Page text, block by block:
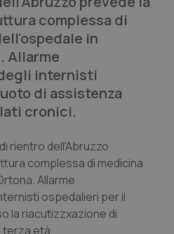
complessa di
in
Allarme
internisti
di assistenza
cronici.
rientro dell'Abruzzo
complessa di medicina
Allarme
ospedalieri per il
la riacutizzxazione di
terza età.